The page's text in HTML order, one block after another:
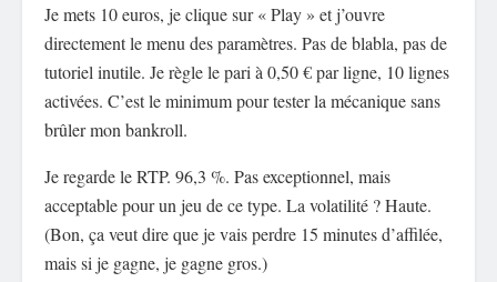
Je mets 10 euros, je clique sur « Play » et j’ouvre
directement le menu des paramètres. Pas de blabla, pas de
tutoriel inutile. Je règle le pari à 0,50 € par ligne, 10 lignes
activées. C’est le minimum pour tester la mécanique sans
brûler mon bankroll.
Je regarde le RTP. 96,3 %. Pas exceptionnel, mais
acceptable pour un jeu de ce type. La volatilité ? Haute.
(Bon, ça veut dire que je vais perdre 15 minutes d’affilée,
mais si je gagne, je gagne gros.)